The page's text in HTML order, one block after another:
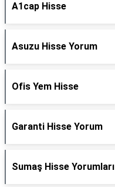
A1cap Hisse
Asuzu Hisse Yorum
Ofis Yem Hisse
Garanti Hisse Yorum
Sumaş Hisse Yorumları